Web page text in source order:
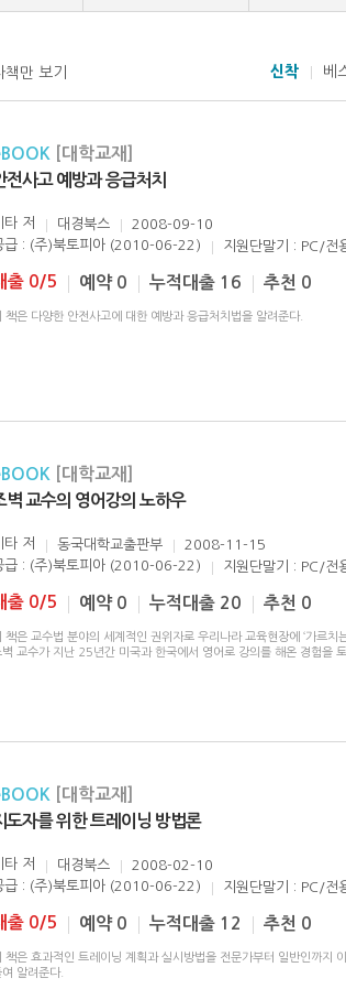
만 보기 신착 베
[대학교재]
전사고 예방과 응급처치
타 저 대경북스
2008-09-10
급 : (주)북토피아 (2010-06-22)
지원단말기 : PC/전
출 0/5 예약 0 누적대출 16 추천 0
책은 다양한 안전사고에 대한 예방과 응급처치법을 알려준다.
[대학교재]
벽 교수의 영어강의 노하우
타 저 동국대학교출판부
2008-11-15
급 : (주)북토피아 (2010-06-22)
지원단말기 : PC/전
출 0/5 예약 0 누적대출 20 추천 0
책은 교수법 분야의 세계적인 권위자로 우리나라 교육현장에 ‘가르치
벽 교수가 지난 25년간 미국과 한국에서 영어로 강의를 해온 경험을
[대학교재]
도자를 위한 트레이닝 방법론
타 저 대경북스
2008-02-10
급 : (주)북토피아 (2010-06-22)
지원단말기 : PC/전
출 0/5 예약 0 누적대출 12 추천 0
책은 효과적인 트레이닝 계획과 실시방법을 전문가부터 일반인까지
여 알려준다.